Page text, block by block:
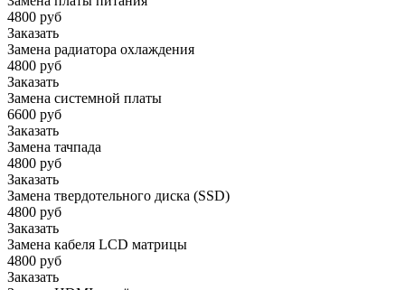
4800 руб
Заказать
Замена радиатора охлаждения
4800 руб
Заказать
Замена системной платы
6600 руб
Заказать
Замена тачпада
4800 руб
Заказать
Замена твердотельного диска (SSD)
4800 руб
Заказать
Замена кабеля LCD матрицы
4800 руб
Заказать